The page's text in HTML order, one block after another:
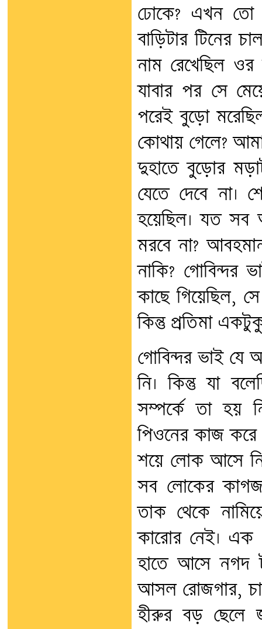
ঢোকে? এখন
বাড়িটার টিনের
নাম রেখেছিল ওর
যাবার পর সে
পরেই বুড়ো
কোথায় গেলে?
দুহাতে বুড়োর
যেতে দেবে না।
হয়েছিল। যত সব
মরবে না?
নাকি? গোবিন্দর
কাছে গিয়েছিল,
কিন্তু প্রতিমা
গোবিন্দর ভাই যে
নি। কিন্তু যা
সম্পর্কে তা হয়
পিওনের কাজ
শয়ে লোক আসে
সব লোকের
তাক থেকে
কারোর নেই।
হাতে আসে নগদ
আসল রোজগার,
হীরুর বড় ছেলে